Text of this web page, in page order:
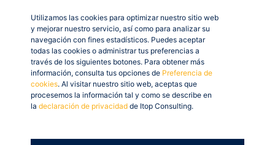
Utilizamos las cookies para optimizar nuestro sitio web
y mejorar nuestro servicio, así como para analizar su
navegación con fines estadísticos. Puedes aceptar
todas las cookies o administrar tus preferencias a
través de los siguientes botones. Para obtener más
información, consulta tus opciones de Preferencia de
cookies. Al visitar nuestro sitio web, aceptas que
procesemos la información tal y como se describe en
la declaración de privacidad de Itop Consulting.
consumidor final. Además el servicio de atención al
cliente podrá ser inmediato y podremos realizar un
mantenimiento que nos permitirá atender a los
usuarios antes de que surja cualquier incidencia.